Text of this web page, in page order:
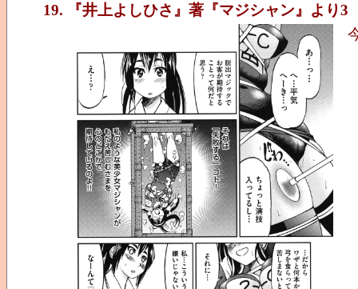
19. 『井上よしひさ』著『マジシャン』より3